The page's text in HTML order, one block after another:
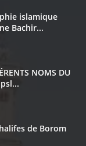
islamique
Bachir...
NOMS DU
de Borom